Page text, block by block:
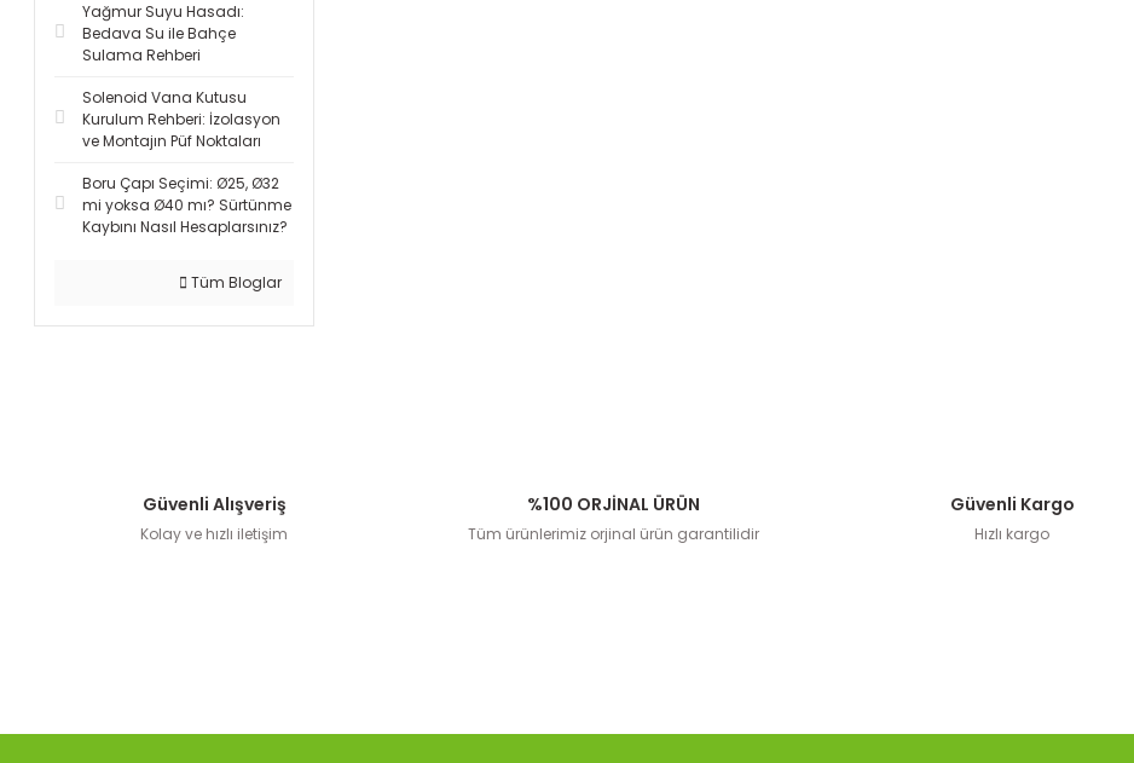
Yağmur Suyu Hasadı:
Bedava Su ile Bahçe
Sulama Rehberi
Solenoid Vana Kutusu
Kurulum Rehberi: İzolasyon
ve Montajın Püf Noktaları
Boru Çapı Seçimi: Ø25, Ø32
mi yoksa Ø40 mı? Sürtünme
Kaybını Nasıl Hesaplarsınız?
Tüm Bloglar
Güvenli Alışveriş
Kolay ve hızlı iletişim
%100 ORJİNAL ÜRÜN
Tüm ürünlerimiz orjinal ürün garantilidir
Güvenli Kargo
Hızlı kargo